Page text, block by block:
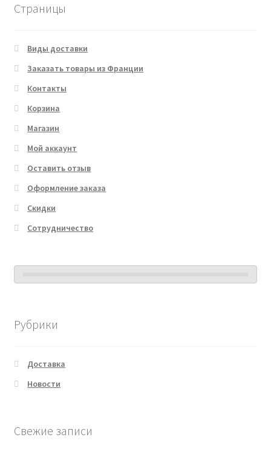
Страницы
Виды доставки
Заказать товары из Франции
Контакты
Корзина
Магазин
Мой аккаунт
Оставить отзыв
Оформление заказа
Скидки
Сотрудничество
Рубрики
Доставка
Новости
Свежие записи